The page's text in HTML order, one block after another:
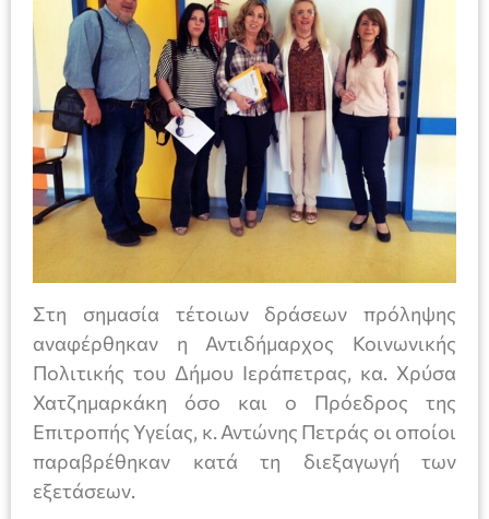
Στη σημασία τέτοιων δράσεων πρόληψης
αναφέρθηκαν η Αντιδήμαρχος Κοινωνικής
Πολιτικής του Δήμου Ιεράπετρας, κα. Χρύσα
Χατζημαρκάκη όσο και ο Πρόεδρος της
Επιτροπής Υγείας, κ. Αντώνης Πετράς οι οποίοι
παραβρέθηκαν κατά τη διεξαγωγή των
εξετάσεων.